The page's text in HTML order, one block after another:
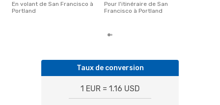
En volant de San Francisco à
Portland
Pour l'itinéraire de San
Francisco à Portland
Taux de conversion
1 EUR = 1.16 USD